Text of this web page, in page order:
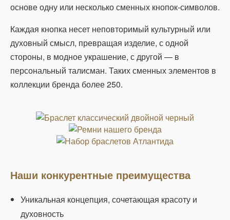
основе одну или несколько сменных кнопок-символов.
Каждая кнопка несет неповторимый культурный или
духовный смысл, превращая изделие, с одной
стороны, в модное украшение, с другой — в
персональный талисман. Таких сменных элементов в
коллекции бренда более 250.
Наши конкурентные преимущества
Уникальная концепция, сочетающая красоту и
духовность